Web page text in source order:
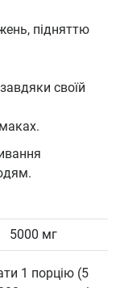
підняттю
своїй
5000 мг
1 порцію (5